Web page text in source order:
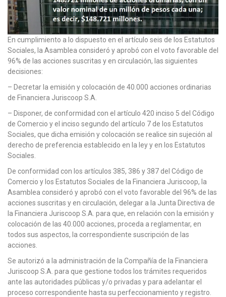
En cumplimiento a lo dispuesto en el artículo seis de los Estatutos
Sociales, la Asamblea consideró y aprobó con el voto favorable del
96% de las acciones suscritas y en circulación, las siguientes
decisiones:
– Decretar la emisión y colocación de 40.000 acciones ordinarias
de Financiera Juriscoop S.A.
– Disponer, de conformidad con el artículo 420 inciso 5 del Código
de Comercio y el inciso segundo del artículo 7 de los Estatutos
Sociales, que dicha emisión y colocación se realice sin sujeción al
derecho de preferencia establecido en la ley y en los Estatutos
Sociales.
De conformidad con los artículos 385, 386 y 387 del Código de
Comercio y los Estatutos Sociales de la Financiera Juriscoop, la
Asamblea consideró y aprobó con el voto favorable del 96% de las
acciones suscritas y en circulación, delegar a la Junta Directiva de
la Financiera Juriscoop S.A. para que, en relación con la emisión y
colocación de las 40.000 acciones, proceda a reglamentar, en
todos sus aspectos, la correspondiente suscripción de las
acciones.
Se autorizó a la administración de la Compañía de la Financiera
Juriscoop S.A. para que gestione todos los trámites requeridos
ante las autoridades públicas y/o privadas y para adelantar el
proceso correspondiente hasta su perfeccionamiento y registro.